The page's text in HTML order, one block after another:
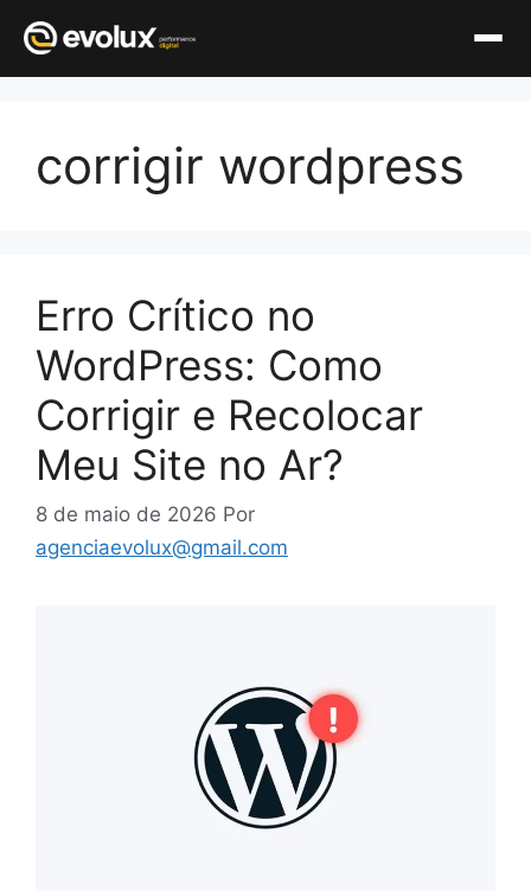
conteúdo
corrigir wordpress
Erro Crítico no
WordPress: Como
Corrigir e Recolocar
Meu Site no Ar?
8 de maio de 2026 Por
agenciaevolux@gmail.com